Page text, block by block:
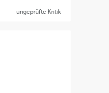
ungeprüfte Kritik